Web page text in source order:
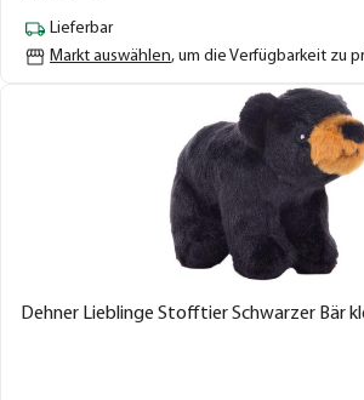
Lieferbar
Markt auswählen, um die Verfügbarkeit zu
Dehner Lieblinge Stofftier Schwarzer Bär